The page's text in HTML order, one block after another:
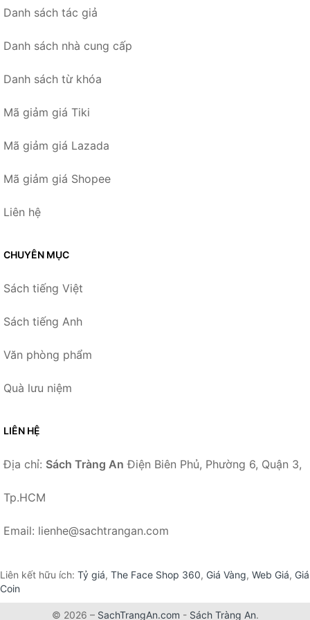
Danh sách tác giả
Danh sách nhà cung cấp
Danh sách từ khóa
Mã giảm giá Tiki
Mã giảm giá Lazada
Mã giảm giá Shopee
Liên hệ
CHUYÊN MỤC
Sách tiếng Việt
Sách tiếng Anh
Văn phòng phẩm
Quà lưu niệm
LIÊN HỆ
Địa chỉ: Sách Tràng An Điện Biên Phủ, Phường 6, Quận 3,
Tp.HCM
Email: lienhe@sachtrangan.com
Liên kết hữu ích: Tỷ giá, The Face Shop 360, Giá Vàng, Web Giá, Giá
Coin
© 2026 – SachTrangAn.com - Sách Tràng An.